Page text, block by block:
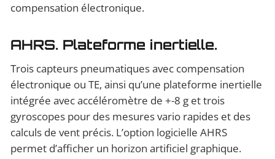
compensation électronique.
AHRS. Plateforme inertielle.
Trois capteurs pneumatiques avec compensation
électronique ou TE, ainsi qu’une plateforme inertielle
intégrée avec accéléromètre de +-8 g et trois
gyroscopes pour des mesures vario rapides et des
calculs de vent précis. L’option logicielle AHRS
permet d’afficher un horizon artificiel graphique.